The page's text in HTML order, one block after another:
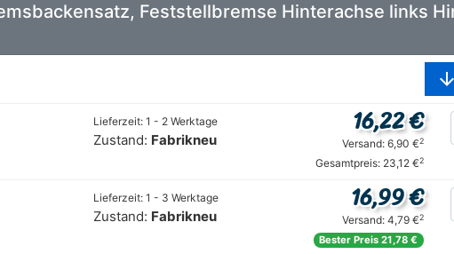
Feststellbremse Hinterachse links
arrow_downward
Lieferzeit: 1 - 2 Werktage
Zustand: Fabrikneu
16,22 €
Versand: 6,90 €2
Gesamtpreis: 23,12 €2
Lieferzeit: 1 - 3 Werktage
Zustand: Fabrikneu
16,99 €
Versand: 4,79 €2
Bester Preis 21,78 €